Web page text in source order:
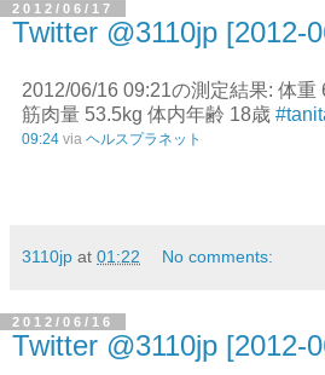
2012/06/17
Twitter @3110jp [2012-
2012/06/16 09:21の測定結果: 体重
筋肉量 53.5kg 体内年齢 18歳
09:24 via ヘルスプラネット
3110jp at 01:22 No comments:
2012/06/16
Twitter @3110jp [2012-